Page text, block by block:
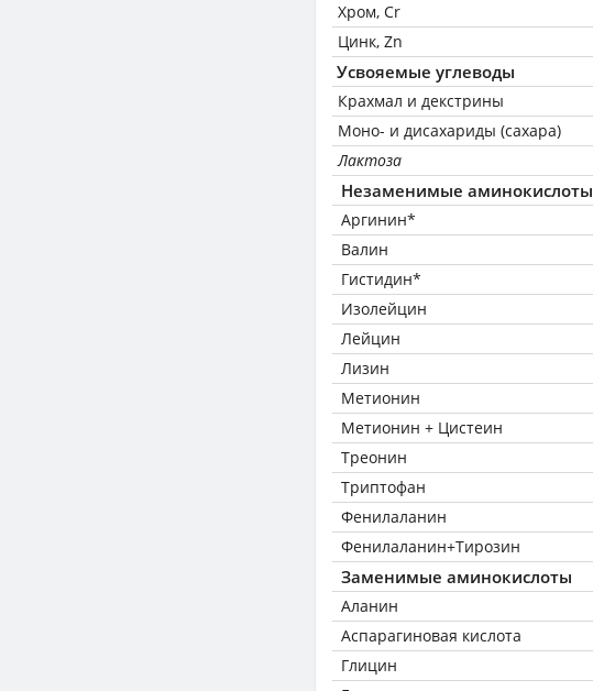
Хром, Cr
Цинк, Zn
Усвояемые углеводы
Крахмал и декстрины
Моно- и дисахариды (сахара)
Лактоза
Незаменимые аминокислоты
Аргинин*
Валин
Гистидин*
Изолейцин
Лейцин
Лизин
Метионин
Метионин + Цистеин
Треонин
Триптофан
Фенилаланин
Фенилаланин+Тирозин
Заменимые аминокислоты
Аланин
Аспарагиновая кислота
Глицин